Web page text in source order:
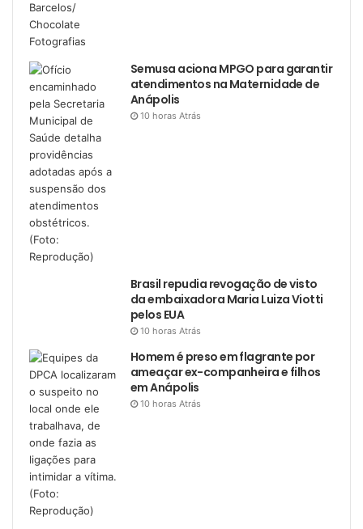
Semusa aciona MPGO para garantir
atendimentos na Maternidade de
Anápolis
10 horas Atrás
Brasil repudia revogação de visto
da embaixadora Maria Luiza Viotti
pelos EUA
10 horas Atrás
Homem é preso em flagrante por
ameaçar ex-companheira e filhos
em Anápolis
10 horas Atrás